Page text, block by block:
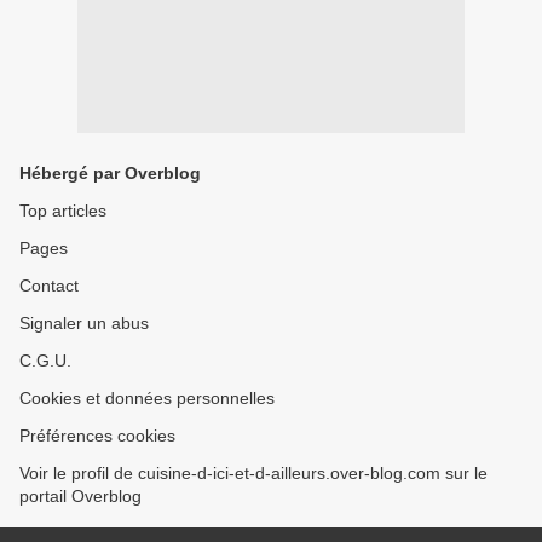
Hébergé par Overblog
Top articles
Pages
Contact
Signaler un abus
C.G.U.
Cookies et données personnelles
Préférences cookies
Voir le profil de cuisine-d-ici-et-d-ailleurs.over-blog.com sur le
portail Overblog